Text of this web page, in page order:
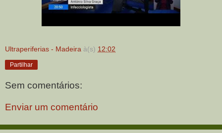
Ultraperiferias - Madeira à(s) 12:02
Partilhar
Sem comentários:
Enviar um comentário